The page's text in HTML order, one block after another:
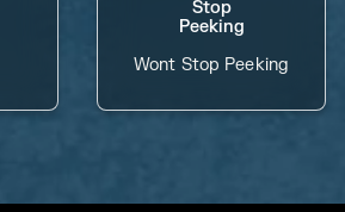
Wont Stop Peeking